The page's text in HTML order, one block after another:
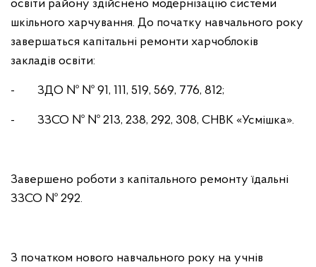
освіти району здійснено модернізацію системи
шкільного харчування. До початку навчального року
завершаться капітальні ремонти харчоблоків
закладів освіти:
- ЗДО № № 91, 111, 519, 569, 776, 812;
- ЗЗСО № № 213, 238, 292, 308, СНВК «Усмішка».
Завершено роботи з капітального ремонту їдальні
ЗЗСО № 292.
З початком нового навчального року на учнів